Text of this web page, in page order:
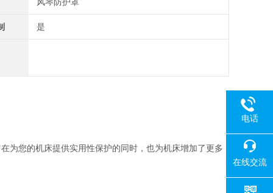
是
为您的机床提供实用性保护的同时，也为机床增加了更多
电话
在线交流